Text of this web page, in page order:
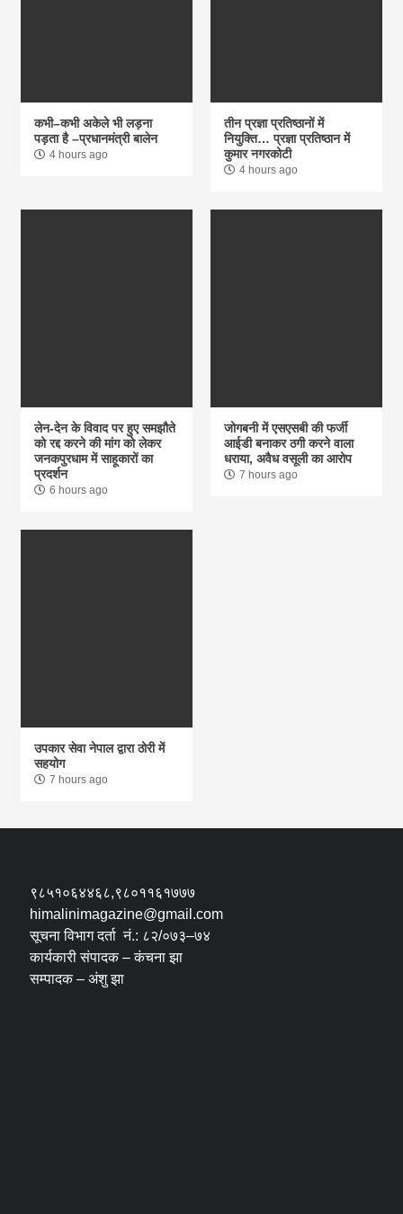
कभी–कभी अकेले भी लड़ना
पड़ता है –प्रधानमंत्री बालेन
4 hours ago
तीन प्रज्ञा प्रतिष्ठानों में
नियुक्ति… प्रज्ञा प्रतिष्ठान में
कुमार नगरकोटी
4 hours ago
लेन-देन के विवाद पर हुए समझौते
को रद्द करने की मांग को लेकर
जनकपुरधाम में साहूकारों का
प्रदर्शन
6 hours ago
जोगबनी में एसएसबी की फर्जी
आईडी बनाकर ठगी करने वाला
धराया, अवैध वसूली का आरोप
7 hours ago
उपकार सेवा नेपाल द्वारा ठोरी में
सहयोग
7 hours ago
९८५१०६४४६८,९८०११६१७७७
himalinimagazine@gmail.com
सूचना विभाग दर्ता नं.: ८२/०७३–७४
कार्यकारी संपादक – कंचना झा
सम्पादक – अंशु झा